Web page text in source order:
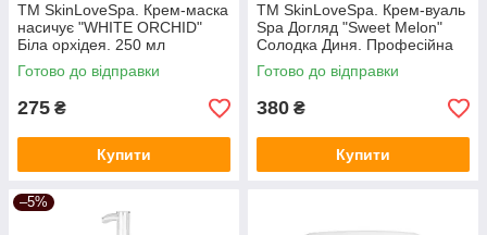
ТМ SkinLoveSpa. Крем-маска
насичує "WHITE ORСHID"
Біла орхідея. 250 мл
Готово до відправки
275 ₴
Купити
ТМ SkinLoveSpa. Крем-вуаль
Spa Догляд "Sweet Melon"
Солодка Диня. Професійна
лінія 500 мл
Готово до відправки
380 ₴
Купити
–5%